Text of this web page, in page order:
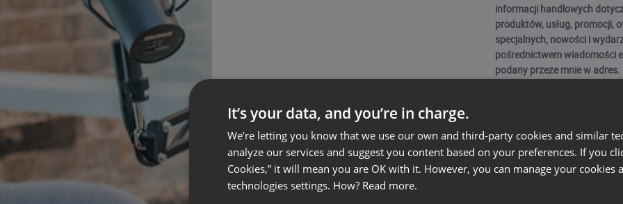
informacji handlowych
produktów, usług, promocji,
specjalnych, nowości i
pośrednictwem wiadomości
podany przeze mnie w
osobowych i zaznaczenie
warunkiem wykonania
webinarium przez ClickMeeting
dobrowolne, ale niezbędne do
It’s your data, and you’re in charge.
We’re letting you know that we use our own and third-party cookies and similar
analyze our services and suggest you content based on your preferences. If you
Cookies,” it will mean you are OK with it. However, you can manage your cookies
technologies settings. How? Read more.